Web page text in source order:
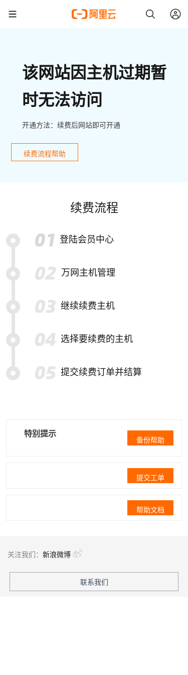
该网站因主机过期暂
时无法访问
开通方法：续费后网站即可开通
续费流程帮助
续费流程
登陆会员中心
万网主机管理
继续续费主机
选择要续费的主机
提交续费订单并结算
特别提示
备份帮助
提交工单
帮助文档